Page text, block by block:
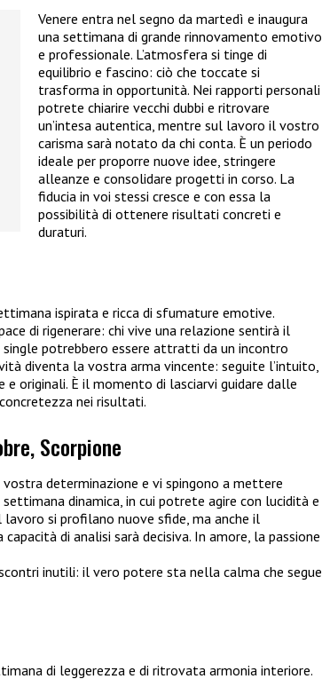
Venere entra nel segno da martedì e inaugura
una settimana di grande rinnovamento emotivo
e professionale. L’atmosfera si tinge di
equilibrio e fascino: ciò che toccate si
trasforma in opportunità. Nei rapporti personali
potrete chiarire vecchi dubbi e ritrovare
un’intesa autentica, mentre sul lavoro il vostro
carisma sarà notato da chi conta. È un periodo
ideale per proporre nuove idee, stringere
alleanze e consolidare progetti in corso. La
fiducia in voi stessi cresce e con essa la
possibilità di ottenere risultati concreti e
duraturi.
ispirata e ricca di sfumature emotive.
di rigenerare: chi vive una relazione sentirà il
potrebbero essere attratti da un incontro
diventa la vostra arma vincente: seguite l’intuito,
originali. È il momento di lasciarvi guidare dalle
nei risultati.
Scorpione
determinazione e vi spingono a mettere
dinamica, in cui potrete agire con lucidità e
si profilano nuove sfide, ma anche il
di analisi sarà decisiva. In amore, la passione
inutili: il vero potere sta nella calma che segue
di leggerezza e di ritrovata armonia interiore.